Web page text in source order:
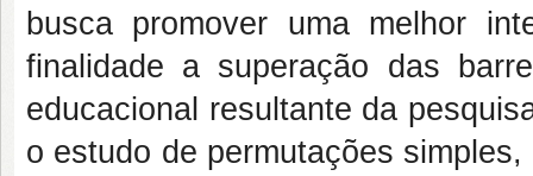
busca promover uma melhor
finalidade a superação das
educacional resultante da
o estudo de permutações